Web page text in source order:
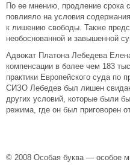
По ее мнению, продление срока
повлияло на условия
к лишению свободы. Также
необоснованной и завышенной
Адвокат Платона Лебедева
компенсации в более чем 183
практики Европейского суда по
СИЗО Лебедев был лишен
других условий, которые были
режима, где он был приговорен
© 2008 Особая буква — особое